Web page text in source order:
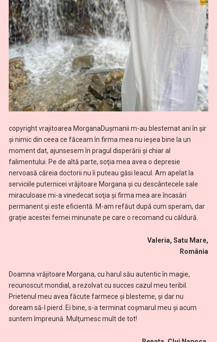
copyright vrajitoarea MorganaDuşmanii m-au blestemat ani în șir
şi nimic din ceea ce făceam în firma mea nu ieşea bine la un
moment dat, ajunsesem în pragul disperării și chiar al
falimentului. Pe de altă parte, soţia mea avea o depresie
nervoasă căreia doctorii nu îi puteau găsi leacul. Am apelat la
serviciile puternicei vrăjitoare Morgana şi cu descântecele sale
miraculoase mi-a vinedecat soţia şi firma mea are încasări
permanent și este eficientă. M-am refăut după cum speram, dar
grație acestei femei minunate pe care o recomand cu căldură.
Valeria, Satu Mare,
România
Doamna vrăjitoare Morgana, cu harul său autentic în magie,
recunoscut mondial, a rezolvat cu succes cazul meu teribil.
Prietenul meu avea făcute farmece şi blesteme, și dar nu
doream să-l pierd. Ei bine, s-a terminat coșmarul meu și acum
suntem împreună. Mulţumesc mult de tot!